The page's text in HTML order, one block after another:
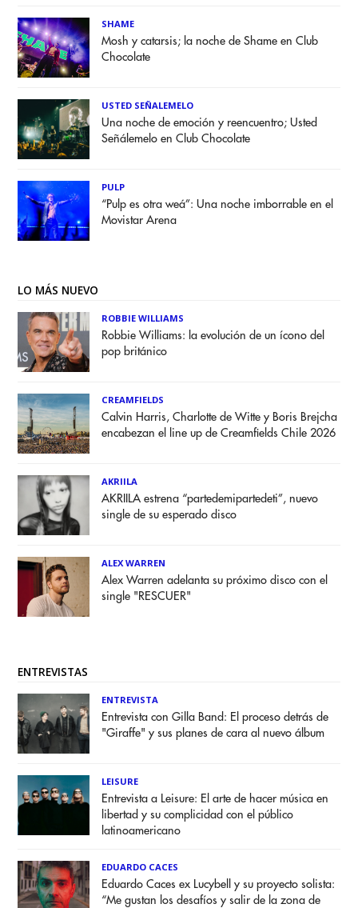
SHAME
Mosh y catarsis; la noche de Shame en Club
Chocolate
USTED SEÑALEMELO
Una noche de emoción y reencuentro; Usted
Señálemelo en Club Chocolate
PULP
“Pulp es otra weá”: Una noche imborrable en el
Movistar Arena
LO MÁS NUEVO
ROBBIE WILLIAMS
Robbie Williams: la evolución de un ícono del
pop británico
CREAMFIELDS
Calvin Harris, Charlotte de Witte y Boris Brejcha
encabezan el line up de Creamfields Chile 2026
AKRIILA
AKRIILA estrena “partedemipartedeti”, nuevo
single de su esperado disco
ALEX WARREN
Alex Warren adelanta su próximo disco con el
single "RESCUER"
ENTREVISTAS
ENTREVISTA
Entrevista con Gilla Band: El proceso detrás de
"Giraffe" y sus planes de cara al nuevo álbum
LEISURE
Entrevista a Leisure: El arte de hacer música en
libertad y su complicidad con el público
latinoamericano
EDUARDO CACES
Eduardo Caces ex Lucybell y su proyecto solista:
“Me gustan los desafíos y salir de la zona de